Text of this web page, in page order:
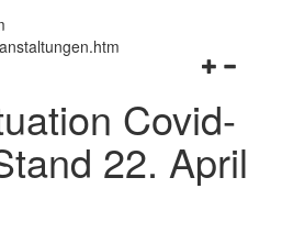
und
schließen
Covid-
22. April